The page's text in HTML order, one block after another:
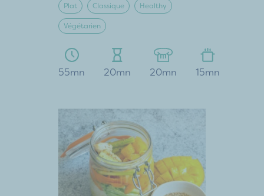
Plat Classique Healthy
Végétarien
55mn 20mn 20mn 15mn